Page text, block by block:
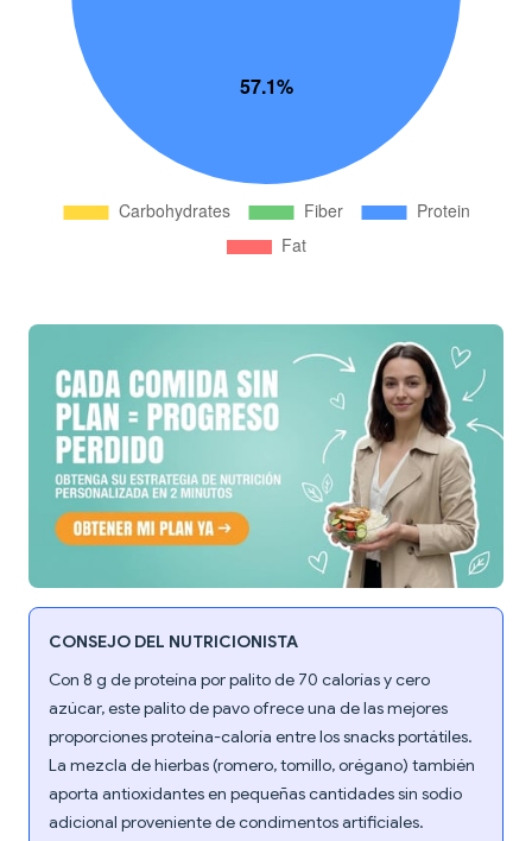
CONSEJO DEL NUTRICIONISTA
Con 8 g de proteína por palito de 70 calorías y cero
azúcar, este palito de pavo ofrece una de las mejores
proporciones proteína-caloría entre los snacks portátiles.
La mezcla de hierbas (romero, tomillo, orégano) también
aporta antioxidantes en pequeñas cantidades sin sodio
adicional proveniente de condimentos artificiales.